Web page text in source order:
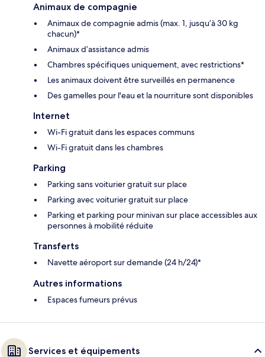
Animaux de compagnie
Animaux de compagnie admis (max. 1, jusqu’à 30 kg
chacun)*
Animaux d’assistance admis
Chambres spécifiques uniquement, avec restrictions*
Les animaux doivent être surveillés en permanence
Des gamelles pour l'eau et la nourriture sont disponibles
Internet
Wi-Fi gratuit dans les espaces communs
Wi-Fi gratuit dans les chambres
Parking
Parking sans voiturier gratuit sur place
Parking avec voiturier gratuit sur place
Parking et parking pour minivan sur place accessibles aux
personnes à mobilité réduite
Transferts
Navette aéroport sur demande (24 h/24)*
Autres informations
Espaces fumeurs prévus
Services et équipements